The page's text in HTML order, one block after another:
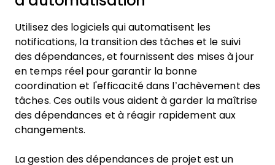
Utilisez des logiciels qui automatisent les
notifications, la transition des tâches et le suivi
des dépendances, et fournissent des mises à jour
en temps réel pour garantir la bonne
coordination et l'efficacité dans l’achèvement des
tâches. Ces outils vous aident à garder la maîtrise
des dépendances et à réagir rapidement aux
changements.
La gestion des dépendances de projet est un